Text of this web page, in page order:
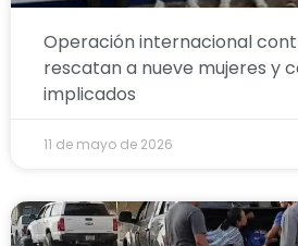
Operación internacional
rescatan a nueve mujeres y
implicados
11 de mayo de 2026